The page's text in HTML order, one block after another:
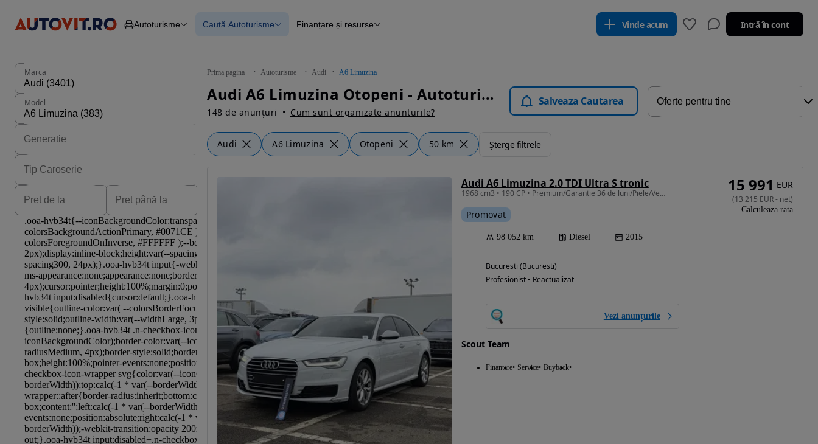
Autoturisme
Autoturisme
Mașini electrice
Mașini cu detalii verificate
Caută Autoturisme
Blog Autovit.ro
Finanțare și resurse Vinde acum Intră în cont
Prima pagina Autoturisme Audi A6 Limuzina
Audi A6 Limuzina Otopeni - Autoturisme
148 de anunțuri Cum sunt organizate anunturile?
Salveaza Cautarea
Audi A6 Limuzina Otopeni 50 km Șterge filtrele
Marca
Model
Audi A6 Limuzina 2.0 TDI Ultra S tronic
1968 cm3 • 190 CP • Premium/Garantie 36 de luni/Piele/Ventilatie/Trapa/TVA
Promovat
98 052 km Diesel 2015
Bucuresti (Bucuresti)
Profesionist • Reactualizat
Vezi anunțurile
Scout Team
Finantare Service Buyback
15 991 EUR
(13 215 EUR- net)
Calculeaza rata